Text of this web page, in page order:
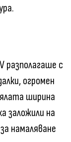
разполагаше с
огромен
ширина
заложили на
намаляване